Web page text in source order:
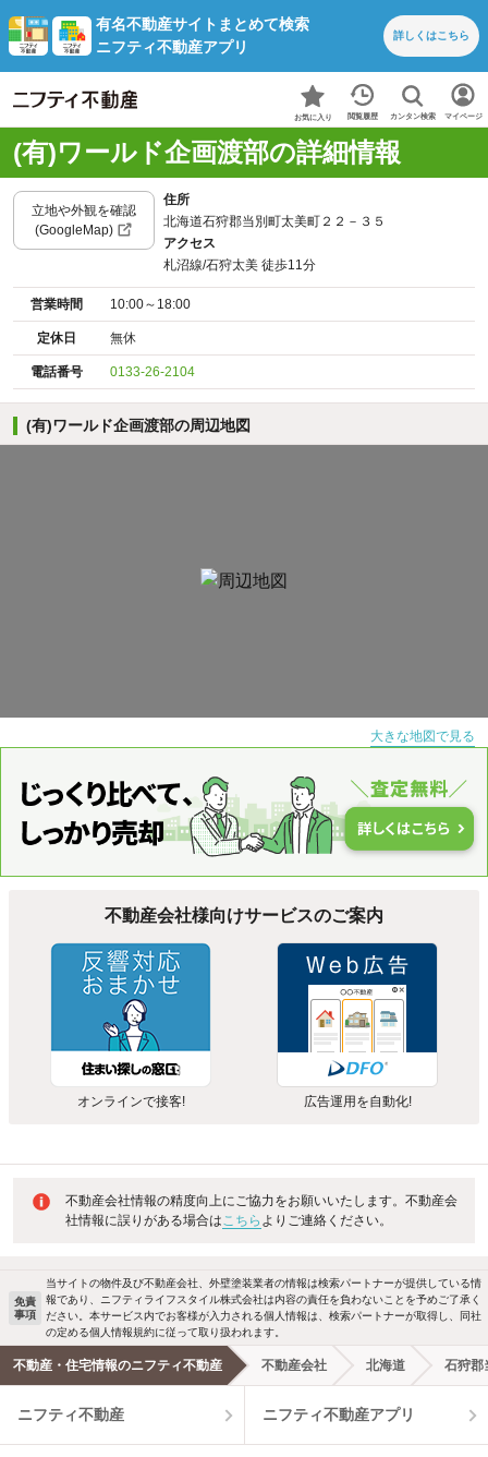
有名不動産サイトまとめて検索
ニフティ不動産アプリ
詳しくはこちら
お気に入り 閲覧履歴 カンタン検索 マイページ
(有)ワールド企画渡部の詳細情報
立地や外観を確認
(GoogleMap)
住所
北海道石狩郡当別町太美町２２－３５
アクセス
札沼線/石狩太美 徒歩11分
営業時間 10:00～18:00
定休日 無休
電話番号 0133-26-2104
(有)ワールド企画渡部の周辺地図
大きな地図で見る
不動産会社様向けサービスのご案内
オンラインで接客! 広告運用を自動化!
不動産会社情報の精度向上にご協力をお願いいたします。不動産会
社情報に誤りがある場合はこちら よりご連絡ください。
免責
事項
当サイトの物件及び不動産会社、外壁塗装業者の情報は検索パートナーが提供している情
報であり、ニフティライフスタイル株式会社は内容の責任を負わないことを予めご了承く
ださい。本サービス内でお客様が入力される個人情報は、検索パートナーが取得し、同社
の定める個人情報規約に従って取り扱われます。
不動産・住宅情報のニフティ不動産 不動産会社 北海道 石狩郡
ニフティ不動産 ニフティ不動産アプリ